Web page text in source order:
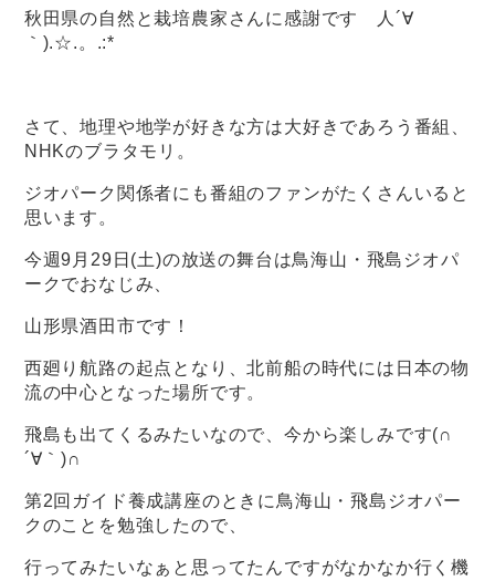
秋田県の自然と栽培農家さんに感謝です 人´∀
｀).☆.。.:*
さて、地理や地学が好きな方は大好きであろう番組、
NHKのブラタモリ。
ジオパーク関係者にも番組のファンがたくさんいると
思います。
今週9月29日(土)の放送の舞台は鳥海山・飛島ジオパ
ークでおなじみ、
山形県酒田市です！
西廻り航路の起点となり、北前船の時代には日本の物
流の中心となった場所です。
飛島も出てくるみたいなので、今から楽しみです(∩
´∀｀)∩
第2回ガイド養成講座のときに鳥海山・飛島ジオパー
クのことを勉強したので、
行ってみたいなぁと思ってたんですがなかなか行く機